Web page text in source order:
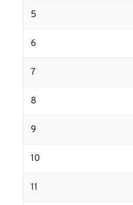
5
6
7
8
9
10
11